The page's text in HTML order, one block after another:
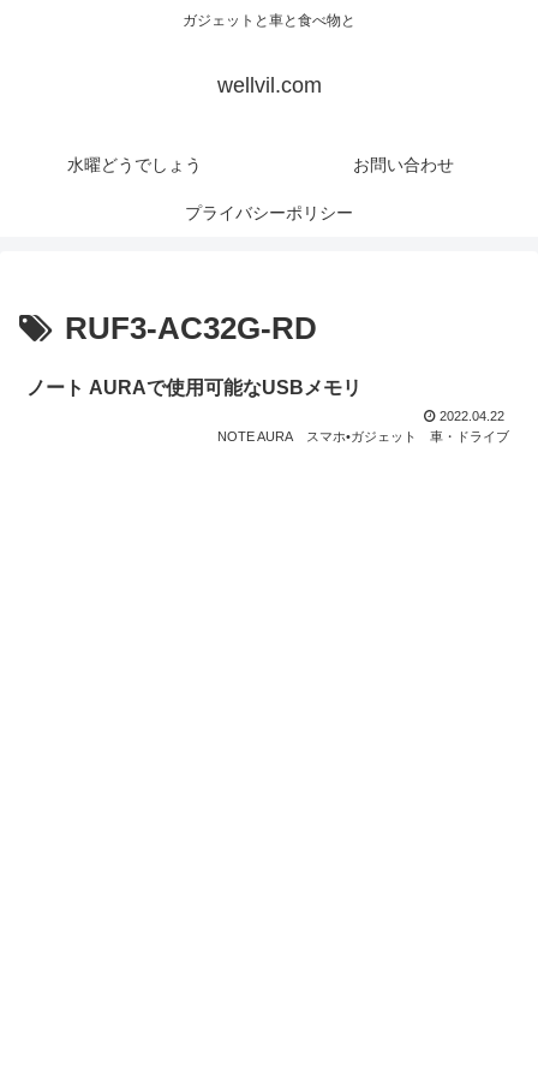
ガジェットと車と食べ物と
wellvil.com
水曜どうでしょう お問い合わせ
プライバシーポリシー
RUF3-AC32G-RD
ノート AURAで使用可能なUSBメモリ
2022.04.22
NOTE AURA
スマホ•ガジェット 車・ドライブ